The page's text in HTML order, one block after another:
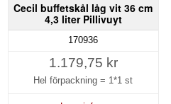
Cecil buffetskål låg vit 36 cm
4,3 liter Pillivuyt
170936
1.179,75 kr
Hel förpackning = 1*1 st